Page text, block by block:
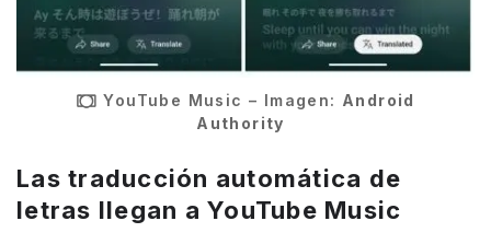
YouTube Music – Imagen: Android
Authority
Las traducción automática de
letras llegan a YouTube Music